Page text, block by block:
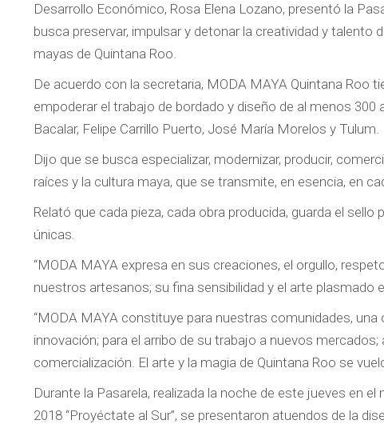
Desarrollo Económico, Rosa Elena Lozano, presentó la
busca preservar, impulsar y detonar la creatividad y
mayas de Quintana Roo.
De acuerdo con la secretaria, MODA MAYA Quintana Roo
empoderar el trabajo de bordado y diseño de al menos
Bacalar, Felipe Carrillo Puerto, José María Morelos y Tulum.
Dijo que se busca especializar, modernizar, producir,
raíces y la cultura maya, que se transmite, en esencia, en
Relató que cada pieza, cada obra producida, guarda el
únicas.
“MODA MAYA expresa en sus creaciones, el orgullo,
nuestros artesanos; su fina sensibilidad y el arte plasmado
“MODA MAYA constituye para nuestras comunidades,
innovación; para el arribo de su trabajo a nuevos
comercialización. El arte y la magia de Quintana Roo se
Durante la Pasarela, realizada la noche de este jueves en
2018 “Proyéctate al Sur”, se presentaron atuendos de la